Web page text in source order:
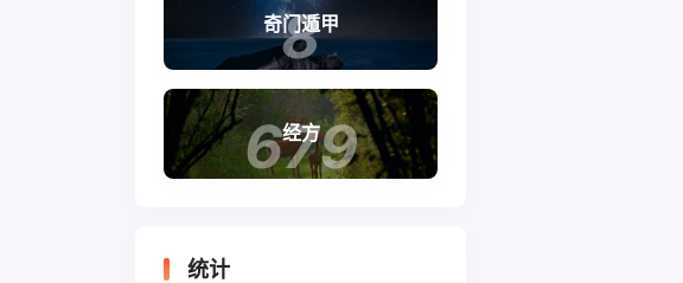
8
奇门遁甲
679
经方
统计